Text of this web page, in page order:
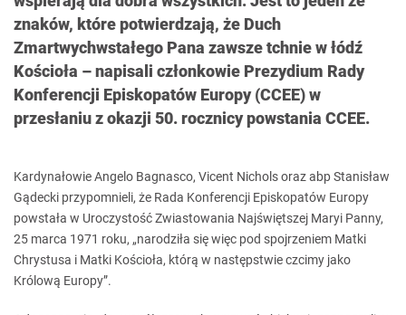
znaków, które potwierdzają, że Duch
Zmartwychwstałego Pana zawsze tchnie w łódź
Kościoła – napisali członkowie Prezydium Rady
Konferencji Episkopatów Europy (CCEE) w
przesłaniu z okazji 50. rocznicy powstania CCEE.
Kardynałowie Angelo Bagnasco, Vicent Nichols oraz abp Stanisław
Gądecki przypomnieli, że Rada Konferencji Episkopatów Europy
powstała w Uroczystość Zwiastowania Najświętszej Maryi Panny,
25 marca 1971 roku, „narodziła się więc pod spojrzeniem Matki
Chrystusa i Matki Kościoła, którą w następstwie czcimy jako
Królową Europy”.